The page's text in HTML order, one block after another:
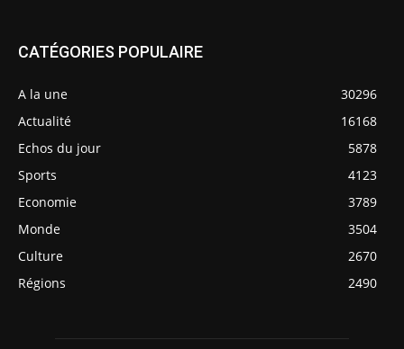
CATÉGORIES POPULAIRE
A la une
30296
Actualité
16168
Echos du jour
5878
Sports
4123
Economie
3789
Monde
3504
Culture
2670
Régions
2490